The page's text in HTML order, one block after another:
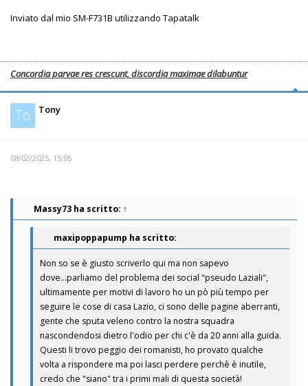
Inviato dal mio SM-F731B utilizzando Tapatalk
Concordia parvae res crescunt, discordia maximae dilabuntur
To Tony
08/02/2025, 15:05
Massy73 ha scritto: ↑
maxipoppapump ha scritto:
Non so se è giusto scriverlo qui ma non sapevo
dove...parliamo del problema dei social "pseudo Laziali",
ultimamente per motivi di lavoro ho un pò più tempo per
seguire le cose di casa Lazio, ci sono delle pagine aberranti,
gente che sputa veleno contro la nostra squadra
nascondendosi dietro l'odio per chi c'è da 20 anni alla guida.
Questi li trovo peggio dei romanisti, ho provato qualche
volta a rispondere ma poi lasci perdere perchè è inutile,
credo che "siano" tra i primi mali di questa società!